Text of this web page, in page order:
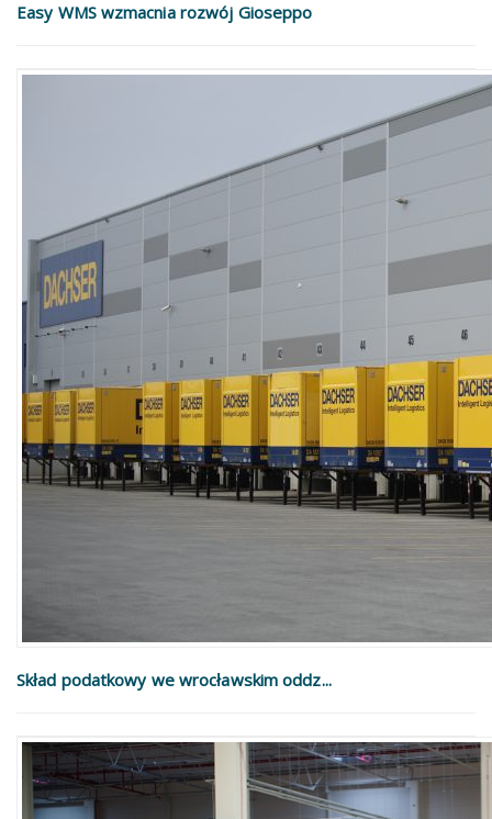
Easy WMS wzmacnia rozwój Gioseppo
Skład podatkowy we wrocławskim oddz...